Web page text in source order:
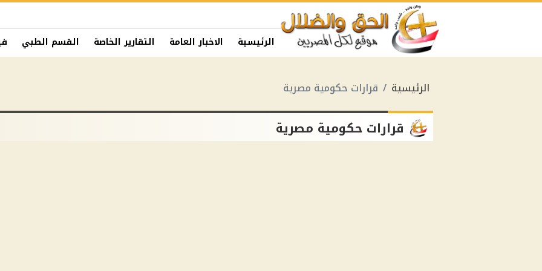
الرئيسية الاخبار العامة التقارير الخاصة القسم الطبي
الرئيسية قرارات حكومية مصرية
قرارات حكومية مصرية